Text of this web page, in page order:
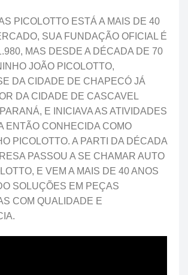
PICOLOTTO ESTÁ A MAIS DE 40
SUA FUNDAÇÃO OFICIAL É
MAS DESDE A DÉCADA DE 70
JOÃO PICOLOTTO,
DA CIDADE DE CHAPECÓ JÁ
DA CIDADE DE CASCAVEL
E INICIAVA AS ATIVIDADES
ENTÃO CONHECIDA COMO
PICOLOTTO. A PARTI DA DÉCADA
PASSOU A SE CHAMAR AUTO
E VEM A MAIS DE 40 ANOS
SOLUÇÕES EM PEÇAS
COM QUALIDADE E